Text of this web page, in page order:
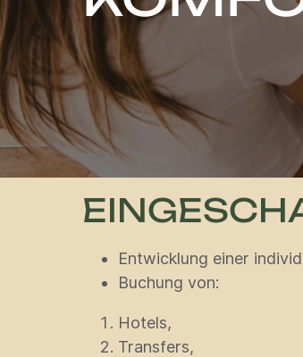
Entwicklung einer
Buchung von:
Hotels,
Transfers,